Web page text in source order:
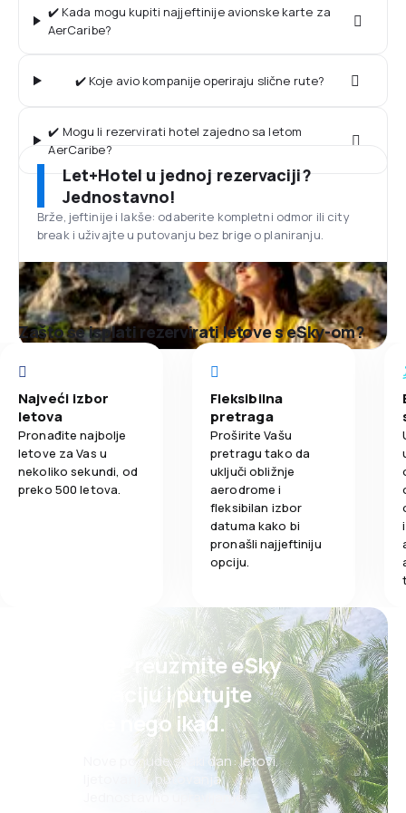
✔️ Kada mogu kupiti najjeftinije avionske karte za
AerCaribe?
✔️ Koje avio kompanije operiraju slične rute?
✔️ Mogu li rezervirati hotel zajedno sa letom
AerCaribe?
Let+Hotel u jednoj rezervaciji?
Jednostavno!
Brže, jeftinije i lakše: odaberite kompletni odmor ili city
break i uživajte u putovanju bez brige o planiranju.
Zašto se isplati rezervirati letove s eSky-om?
Najveći izbor
letova
Pronađite najbolje
letove za Vas u
nekoliko sekundi, od
preko 500 letova.
Fleksibilna
pretraga
Proširite Vašu
pretragu tako da
uključi obližnje
aerodrome i
fleksibilan izbor
datuma kako bi
pronašli najjeftiniju
opciju.
Psst! Preuzmite eSky
aplikaciju i putujte
lakše nego ikad.
Nove ponude svaki dan: letovi,
ljetovanja, putovanja
Jednostavno upravljanje